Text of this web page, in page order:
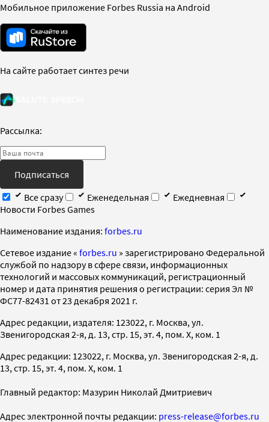
Мобильное приложение Forbes Russia на Android
На сайте работает синтез речи
Рассылка:
Подписаться
Все сразу
Еженедельная
Ежедневная
Новости Forbes Games
Наименование издания: forbes.ru
Cетевое издание « forbes.ru » зарегистрировано Федеральной
службой по надзору в сфере связи, информационных
технологий и массовых коммуникаций, регистрационный
номер и дата принятия решения о регистрации: серия Эл №
ФС77-82431 от 23 декабря 2021 г.
Адрес редакции, издателя: 123022, г. Москва, ул.
Звенигородская 2-я, д. 13, стр. 15, эт. 4, пом. X, ком. 1
Адрес редакции: 123022, г. Москва, ул. Звенигородская 2-я, д.
13, стр. 15, эт. 4, пом. X, ком. 1
Главный редактор: Мазурин Николай Дмитриевич
Адрес электронной почты редакции: press-release@forbes.ru